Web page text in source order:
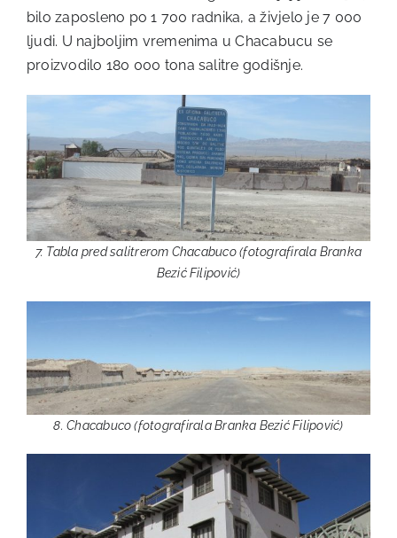
bilo zaposleno po 1 700 radnika, a živjelo je 7 000
ljudi. U najboljim vremenima u Chacabucu se
proizvodilo 180 000 tona salitre godišnje.
7. Tabla pred salitrerom Chacabuco (fotografirala Branka
Bezić Filipović)
8. Chacabuco (fotografirala Branka Bezić Filipović)